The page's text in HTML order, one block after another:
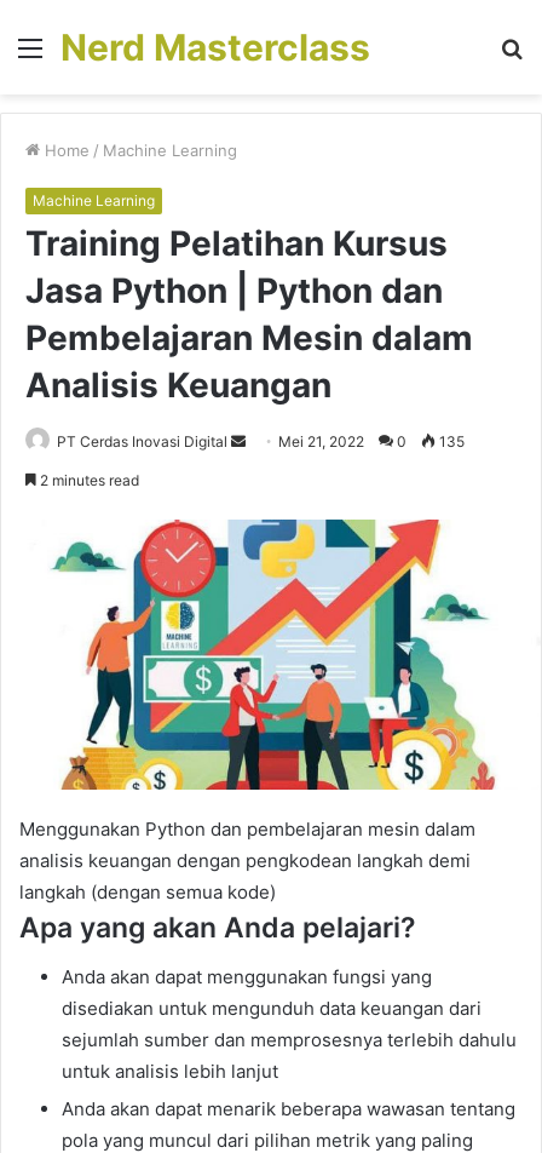
Menu
Nerd Masterclass
Home / Machine Learning
Machine Learning
Training Pelatihan Kursus
Jasa Python | Python dan
Pembelajaran Mesin dalam
Analisis Keuangan
PT Cerdas Inovasi Digital
d
a
e
m
a
i
l
Mei 21, 2022 0 135
2 minutes read
Menggunakan Python dan pembelajaran mesin dalam
analisis keuangan dengan pengkodean langkah demi
langkah (dengan semua kode)
Apa yang akan Anda pelajari?
Anda akan dapat menggunakan fungsi yang
disediakan untuk mengunduh data keuangan dari
sejumlah sumber dan memprosesnya terlebih dahulu
untuk analisis lebih lanjut
Anda akan dapat menarik beberapa wawasan tentang
pola yang muncul dari pilihan metrik yang paling